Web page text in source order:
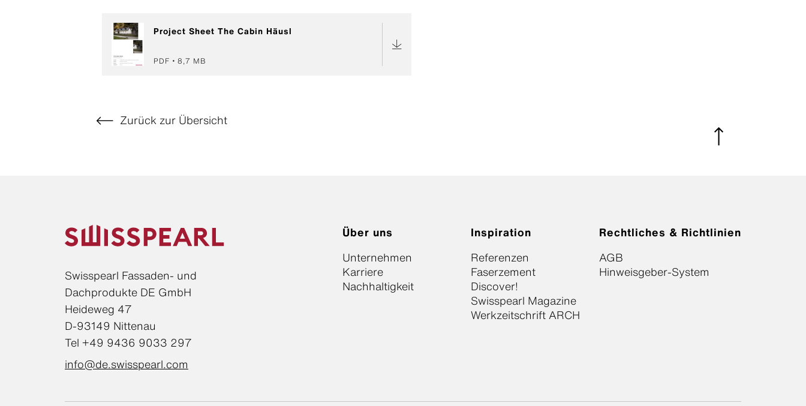
Project Sheet The Cabin Häusl
PDF 8,7 MB
Zurück zur Übersicht
Swisspearl Fassaden- und
Dachprodukte DE GmbH
Heideweg 47
D-93149 Nittenau
Tel +49 9436 9033 297
info@de.swisspearl.com
Über uns
Unternehmen
Karriere
Nachhaltigkeit
Inspiration
Referenzen
Faserzement
Discover!
Swisspearl Magazine
Werkzeitschrift ARCH
Rechtliches & Richtlinien
AGB
Hinweisgeber-System